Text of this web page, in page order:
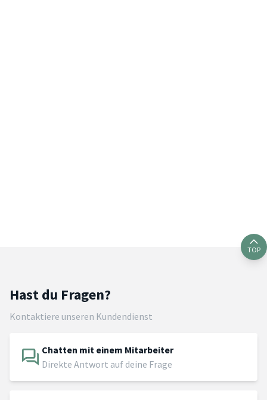
TOP
Hast du Fragen?
Kontaktiere unseren Kundendienst
Chatten mit einem Mitarbeiter
Direkte Antwort auf deine Frage